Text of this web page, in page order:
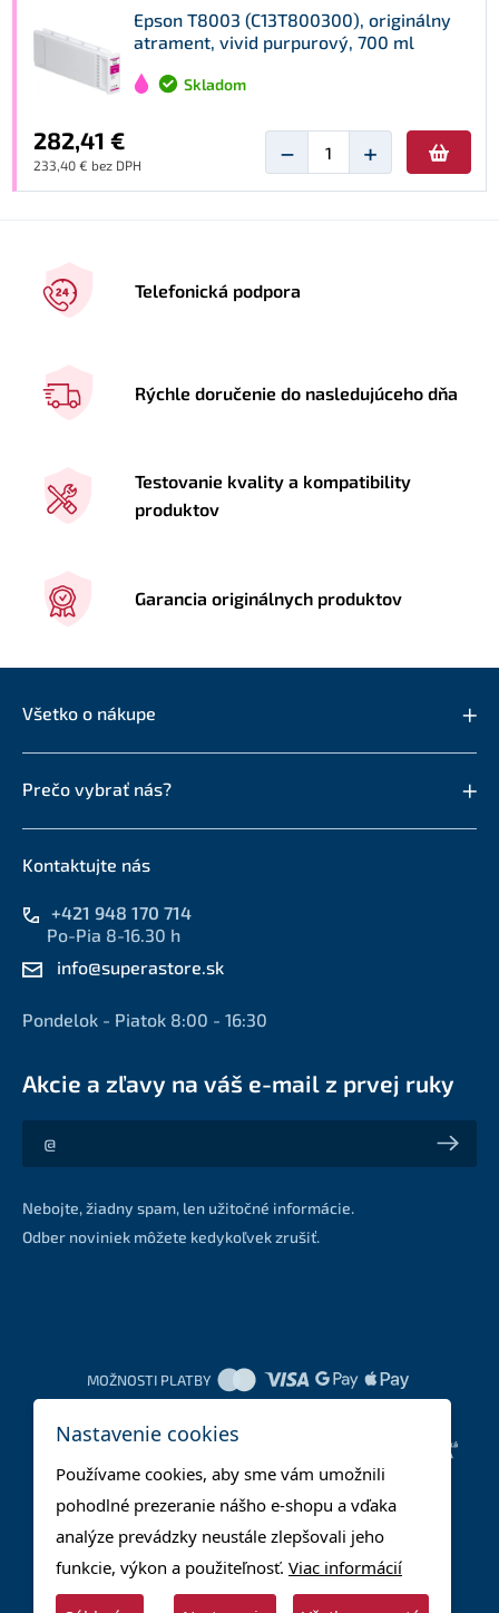
Epson T8003 (C13T800300), originálny
atrament, vivid purpurový, 700 ml
Skladom
282,41 €
233,40 € bez DPH − +
Telefonická podpora
Rýchle doručenie do nasledujúceho dňa
Testovanie kvality a kompatibility
produktov
Garancia originálnych produktov
Všetko o nákupe
Prečo vybrať nás?
Kontaktujte nás
+421 948 170 714
Po-Pia 8-16.30 h
info@superastore.sk
Pondelok - Piatok 8:00 - 16:30
Akcie a zľavy na váš e-mail z prvej ruky
Akcie a zľavy na váš e-mail z prvej ruky
Nebojte, žiadny spam, len užitočné informácie.
Odber noviniek môžete kedykoľvek zrušiť.
MOŽNOSTI PLATBY
Nastavenie cookies
Používame cookies, aby sme vám umožnili
pohodlné prezeranie nášho e-shopu a vďaka
analýze prevádzky neustále zlepšovali jeho
funkcie, výkon a použiteľnosť. Viac informácií